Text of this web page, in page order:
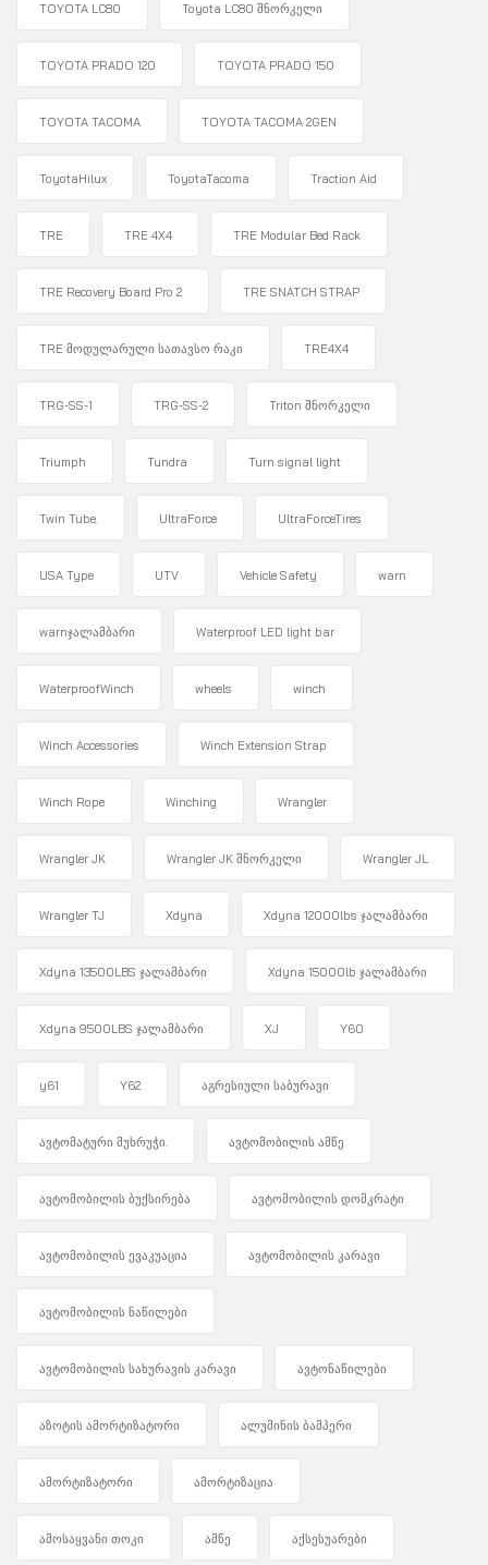
TOYOTA LC80 Toyota LC80 შნორკელი
TOYOTA PRADO 120 TOYOTA PRADO 150
TOYOTA TACOMA TOYOTA TACOMA 2GEN
ToyotaHilux ToyotaTacoma Traction Aid
TRE TRE 4X4 TRE Modular Bed Rack
TRE Recovery Board Pro 2 TRE SNATCH STRAP
TRE მოდულარული სათავსო რაკი TRE4X4
TRG-SS-1 TRG-SS-2 Triton შნორკელი
Triumph Tundra Turn signal light
Twin Tube. UltraForce UltraForceTires
USA Type UTV Vehicle Safety warn
warnჯალამბარი Waterproof LED light bar
WaterproofWinch wheels winch
Winch Accessories Winch Extension Strap
Winch Rope Winching Wrangler
Wrangler JK Wrangler JK შნორკელი Wrangler JL
Wrangler TJ Xdyna Xdyna 12000lbs ჯალამბარი
Xdyna 13500LBS ჯალამბარი Xdyna 15000lb ჯალამბარი
Xdyna 9500LBS ჯალამბარი XJ Y60
y61 Y62 აგრესიული საბურავი
ავტომატური მუხრუჭი. ავტომობილის ამწე
ავტომობილის ბუქსირება ავტომობილის დომკრატი
ავტომობილის ევაკუაცია ავტომობილის კარავი
ავტომობილის ნაწილები
ავტომობილის სახურავის კარავი ავტონაწილები
აზოტის ამორტიზატორი ალუმინის ბამპერი
ამორტიზატორი ამორტიზაცია
ამოსაყვანი თოკი ამწე აქსესუარები